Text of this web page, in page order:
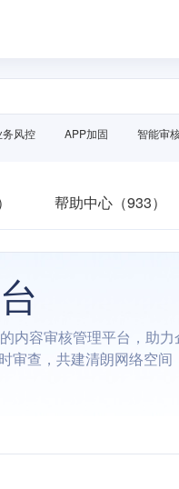
务风控 APP加固 智能审
帮助中心（933）
内容审核管理平台，助
审查，共建清朗网络空间